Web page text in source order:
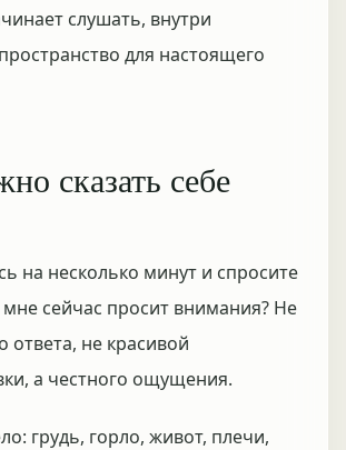
слушать, внутри
для настоящего
сказать себе
на несколько минут и спросите
мне сейчас просит внимания? Не
ответа, не красивой
а честного ощущения.
грудь, горло, живот, плечи,